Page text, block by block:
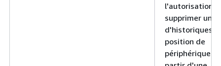
l'autorisation
supprimer un
d'historiques
position de
périphérique à